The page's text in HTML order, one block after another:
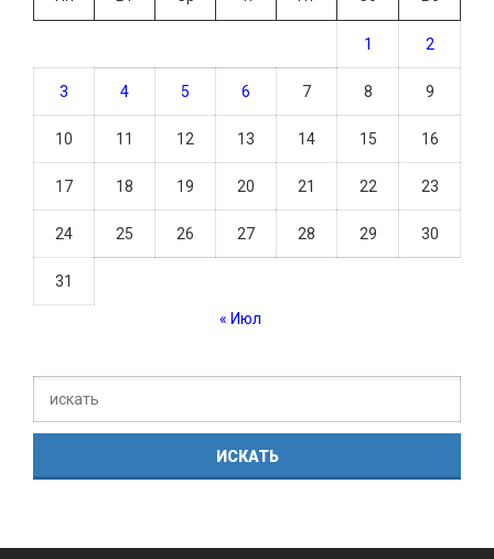
1 2
3 4 5 6 7 8 9
10 11 12 13 14 15 16
17 18 19 20 21 22 23
24 25 26 27 28 29 30
31
« Июл